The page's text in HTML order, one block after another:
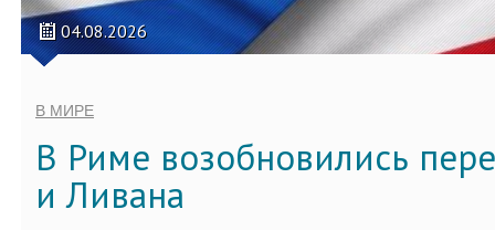
04.08.2026
В МИРЕ
В Риме возобновились
и Ливана